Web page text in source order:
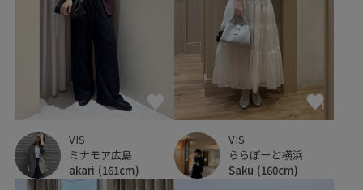
VIS
ミナモア広島
akari (161cm)
VIS
ららぽーと横浜
Saku (160cm)